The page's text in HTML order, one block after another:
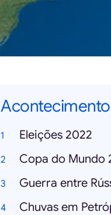
Eleições 2022
Copa do Mundo
Guerra entre
Chuvas em